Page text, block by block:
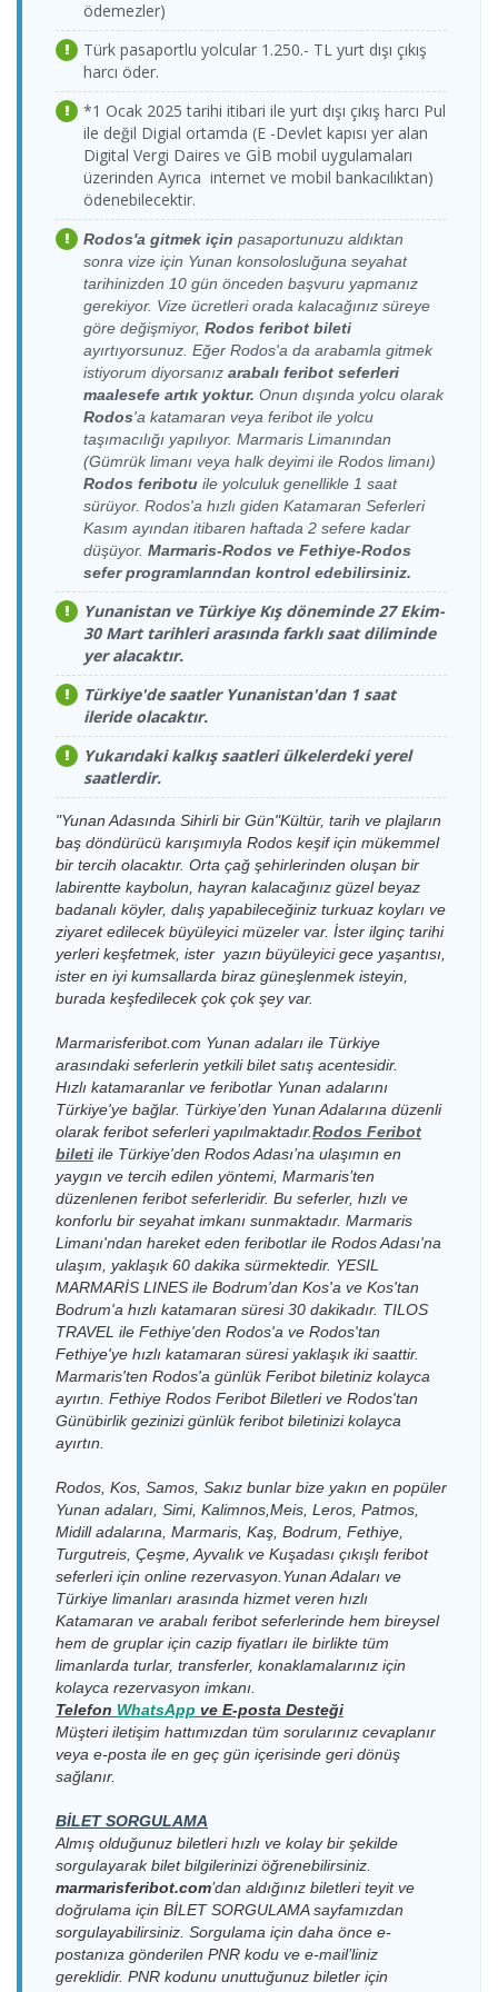
Bodrum
Cruise Port
Yolcu Limanı >
Kos Limanı
13.08.2026
Perşembe
09:00-09:30
Yeşil Marmaris
Katamaran
Bodrum Kale
Limanı > Kos
Limanı
13.08.2026
Perşembe
09:15-10:00
Dentur Avrasya
Feribot
Bodrum
Cruise Port
Yolcu Limanı >
Kos Limanı
13.08.2026
Perşembe
12:00-12:30
Katamaran
Bodrum
Cruise Port
Yolcu Limanı >
Kos Limanı
13.08.2026
Perşembe
18:00-18:30
Yeşil Marmaris
Katamaran
Bodrum
Cruise Port
Yolcu Limanı >
Kos Limanı
14.08.2026
Cuma
09:00-09:30
Yeşil Marmaris
Katamaran
Bodrum Kale
Limanı > Kos
Limanı
14.08.2026
Cuma
09:15-10:00
Dentur Avrasya
Feribot
Bodrum
Cruise Port
Yolcu Limanı >
Kos Limanı
14.08.2026
Cuma
12:00-12:30
Yeşil Marmaris
Katamaran
Bodrum
Cruise Port
Yolcu Limanı >
Kos Limanı
14.08.2026
Cuma
18:00-18:30
Yeşil Marmaris
Bodrum
Cruise Port
Yolcu Limanı >
Kos Limanı
15.08.2026
Cumartesi
09:00-09:30
Katamaran
Bodrum Kale
Limanı > Kos
Limanı
15.08.2026
Cumartesi
09:15-10:00
Dentur Avrasya
Feribot
Bodrum
Cruise Port
Yolcu Limanı >
Kos Limanı
15.08.2026
Cumartesi
12:00-12:30
Yeşil Marmaris
Katamaran
Bodrum
Cruise Port
Yolcu Limanı >
15.08.2026
Cumartesi
18:00-18:30
Yeşil Marmaris
Katamaran
Bodrum
Cruise Port
Yolcu Limanı >
Kos Limanı
16.08.2026
Pazar
09:00-09:30
Yeşil Marmaris
Katamaran
Bodrum Kale
Limanı > Kos
Limanı
16.08.2026
Pazar
09:15-10:00
Dentur Avrasya
Feribot
Bodrum
Cruise Port
Yolcu Limanı >
Kos Limanı
16.08.2026
Pazar
12:00-12:30
Yeşil Marmaris
Katamaran
Bodrum
Cruise Port
Yolcu Limanı >
Kos Limanı
16.08.2026
Pazar
18:00-18:30
Yeşil Marmaris
Katamaran
Bodrum
Cruise Port
Yolcu Limanı >
Kos Limanı
17.08.2026
Pazartesi
Yeşil Marmaris
Katamaran
Bodrum Kale
Limanı > Kos
Limanı
17.08.2026
Pazartesi
09:15-10:00
Dentur Avrasya
Feribot
Bodrum
Cruise Port
Yolcu Limanı >
Kos Limanı
17.08.2026
Pazartesi
12:00-12:30
Yeşil Marmaris
Katamaran
Bodrum
Cruise Port
Yolcu Limanı >
Kos Limanı
17.08.2026
Pazartesi
18:00-18:30
Yeşil Marmaris
Bodrum
Cruise Port
Yolcu Limanı >
18.08.2026 Salı
Yeşil Marmaris
Bodrum Kale
Limanı > Kos
Limanı
18.08.2026 Salı
09:15-10:00
Dentur Avrasya
Feribot
Bodrum
Cruise Port
Yolcu Limanı >
Kos Limanı
18.08.2026 Salı
12:00-12:30
Yeşil Marmaris
Katamaran
Yolcu Limanı
Kos Limanı >
Bodrum
Cruise Port
Yolcu Limanı
11.08.2026 Salı
10:00-10:30
Yeşil Marmaris
Kos Limanı >
Bodrum
Cruise Port
Yolcu Limanı
11.08.2026 Salı
17:00-17:30
Yeşil Marmaris
Katamaran
Kos Limanı >
Bodrum Kale
Limanı
11.08.2026 Salı
17:15-18:00
Dentur Avrasya
Feribot
Kos Limanı >
Bodrum
Cruise Port
Yolcu Limanı
11.08.2026 Salı
19:00-19:30
Yeşil Marmaris
Katamaran
Kos Limanı >
Bodrum
Cruise Port
Yolcu Limanı
12.08.2026
Çarşamba
10:00-10:30
Yeşil Marmaris
Katamaran
Kos Limanı >
Bodrum
Cruise Port
Yolcu Limanı
12.08.2026
Çarşamba
17:00-17:30
Yeşil Marmaris
Katamaran
Kos Limanı >
Bodrum Kale
Limanı
12.08.2026
Çarşamba
17:15-18:00
Dentur Avrasya
Feribot
Kos Limanı >
Bodrum
Cruise Port
Yolcu Limanı
12.08.2026
Çarşamba
19:00-19:30
Katamaran
Kos Limanı >
Bodrum
Cruise Port
13.08.2026
Perşembe
10:00-10:30
Yeşil Marmaris
Kos Limanı >
Bodrum
Cruise Port
Yolcu Limanı
13.08.2026
Perşembe
17:00-17:30
Yeşil Marmaris
Katamaran
Kos Limanı >
Bodrum Kale
Limanı
13.08.2026
Perşembe
17:15-18:00
Dentur Avrasya
Feribot
Kos Limanı >
Bodrum
Yolcu Limanı
13.08.2026
19:00-19:30
Yeşil Marmaris
Kos Limanı >
Bodrum
Cruise Port
Yolcu Limanı
14.08.2026
Cuma
10:00-10:30
Yeşil Marmaris
Katamaran
Kos Limanı >
Bodrum
Cruise Port
Yolcu Limanı
14.08.2026
Cuma
17:00-17:30
Yeşil Marmaris
Katamaran
Kos Limanı >
Bodrum Kale
Limanı
14.08.2026
Cuma
17:15-18:00
Dentur Avrasya
Feribot
Kos Limanı >
Bodrum
Cruise Port
Yolcu Limanı
14.08.2026
Cuma
19:00-19:30
Yeşil Marmaris
Katamaran
Kos Limanı >
Bodrum
Yolcu Limanı
15.08.2026
Kos Limanı >
Bodrum
Cruise Port
Yolcu Limanı
15.08.2026
Cumartesi
17:00-17:30
Yeşil Marmaris
Katamaran
Kos Limanı >
Bodrum Kale
Limanı
15.08.2026
Cumartesi
17:15-18:00
Dentur Avrasya
Feribot
Kos Limanı >
Bodrum
Cruise Port
Yolcu Limanı
15.08.2026
Cumartesi
19:00-19:30
Katamaran
Kos Limanı >
Bodrum
Yolcu Limanı
10:00-10:30
Kos Limanı >
Bodrum
Cruise Port
Yolcu Limanı
16.08.2026
Pazar
17:00-17:30
Yeşil Marmaris
Katamaran
Kos Limanı >
Bodrum Kale
Limanı
16.08.2026
Pazar
17:15-18:00
Dentur Avrasya
Feribot
ödemezler)
Türk pasaportlu yolcular 1.250.- TL yurt dışı çıkış
harcı öder.
*1 Ocak 2025 tarihi itibari ile yurt dışı çıkış harcı Pul
ile değil Digial ortamda (E -Devlet kapısı yer alan
Digital Vergi Daires ve GİB mobil uygulamaları
üzerinden Ayrıca internet ve mobil bankacılıktan)
ödenebilecektir.
Rodos'a gitmek için pasaportunuzu aldıktan
sonra vize için Yunan konsolosluğuna seyahat
tarihinizden 10 gün önceden başvuru yapmanız
gerekiyor. Vize ücretleri orada kalacağınız süreye
göre değişmiyor, Rodos feribot bileti
ayırtıyorsunuz. Eğer Rodos'a da arabamla gitmek
istiyorum diyorsanız arabalı feribot seferleri
maalesefe artık yoktur. Onun dışında yolcu olarak
Rodos'a katamaran veya feribot ile yolcu
taşımacılığı yapılıyor. Marmaris Limanından
(Gümrük limanı veya halk deyimi ile Rodos limanı)
Rodos feribotu ile yolculuk genellikle 1 saat
sürüyor. Rodos'a hızlı giden Katamaran Seferleri
Kasım ayından itibaren haftada 2 sefere kadar
düşüyor. Marmaris-Rodos ve Fethiye-Rodos
sefer programlarından kontrol edebilirsiniz.
Yunanistan ve Türkiye Kış döneminde 27 Ekim-
30 Mart tarihleri arasında farklı saat diliminde
yer alacaktır.
Türkiye'de saatler Yunanistan'dan 1 saat
ileride olacaktır.
Yukarıdaki kalkış saatleri ülkelerdeki yerel
saatlerdir.
"Yunan Adasında Sihirli bir Gün"Kültür, tarih ve plajların
baş döndürücü karışımıyla Rodos keşif için mükemmel
bir tercih olacaktır. Orta çağ şehirlerinden oluşan bir
labirentte kaybolun, hayran kalacağınız güzel beyaz
badanalı köyler, dalış yapabileceğiniz turkuaz koyları ve
ziyaret edilecek büyüleyici müzeler var. İster ilginç tarihi
yerleri keşfetmek, ister yazın büyüleyici gece yaşantısı,
ister en iyi kumsallarda biraz güneşlenmek isteyin,
burada keşfedilecek çok çok şey var.
Marmarisferibot.com Yunan adaları ile Türkiye
arasındaki seferlerin yetkili bilet satış acentesidir.
Hızlı katamaranlar ve feribotlar Yunan adalarını
Türkiye'ye bağlar. Türkiye’den Yunan Adalarına düzenli
olarak feribot seferleri yapılmaktadır.Rodos Feribot
bileti ile Türkiye'den Rodos Adası’na ulaşımın en
yaygın ve tercih edilen yöntemi, Marmaris’ten
düzenlenen feribot seferleridir. Bu seferler, hızlı ve
konforlu bir seyahat imkanı sunmaktadır. Marmaris
Limanı'ndan hareket eden feribotlar ile Rodos Adası'na
ulaşım, yaklaşık 60 dakika sürmektedir. YESIL
MARMARİS LINES ile Bodrum'dan Kos'a ve Kos'tan
Bodrum'a hızlı katamaran süresi 30 dakikadır. TILOS
TRAVEL ile Fethiye'den Rodos'a ve Rodos'tan
Fethiye'ye hızlı katamaran süresi yaklaşık iki saattir.
Marmaris'ten Rodos'a günlük Feribot biletiniz kolayca
ayırtın. Fethiye Rodos Feribot Biletleri ve Rodos'tan
Günübirlik gezinizi günlük feribot biletinizi kolayca
ayırtın.
Rodos, Kos, Samos, Sakız bunlar bize yakın en popüler
Yunan adaları, Simi, Kalimnos,Meis, Leros, Patmos,
Midill adalarına, Marmaris, Kaş, Bodrum, Fethiye,
Turgutreis, Çeşme, Ayvalık ve Kuşadası çıkışlı feribot
seferleri için online rezervasyon.Yunan Adaları ve
Türkiye limanları arasında hizmet veren hızlı
Katamaran ve arabalı feribot seferlerinde hem bireysel
hem de gruplar için cazip fiyatları ile birlikte tüm
limanlarda turlar, transferler, konaklamalarınız için
kolayca rezervasyon imkanı.
Telefon WhatsApp ve E-posta Desteği
Müşteri iletişim hattımızdan tüm sorularınız cevaplanır
veya e-posta ile en geç gün içerisinde geri dönüş
sağlanır.
BİLET SORGULAMA
Almış olduğunuz biletleri hızlı ve kolay bir şekilde
sorgulayarak bilet bilgilerinizi öğrenebilirsiniz.
marmarisferibot.com’dan aldığınız biletleri teyit ve
doğrulama için BİLET SORGULAMAsayfamızdan
sorgulayabilirsiniz. Sorgulama için daha önce e-
postanıza gönderilen PNR kodu ve e-mail’liniz
gereklidir. PNR kodunu unuttuğunuz biletler için